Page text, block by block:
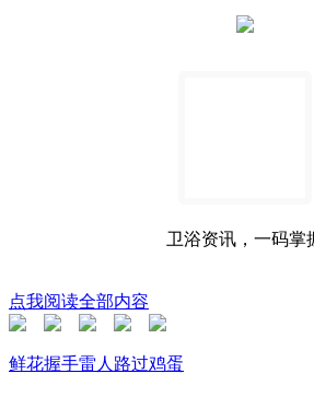
卫浴资讯，一码掌
点我阅读全部内容
鲜花握手雷人 路过鸡蛋